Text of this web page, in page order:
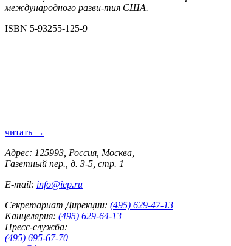
международного разви-тия США.
ISBN 5-93255-125-9
читать →
Адрес: 125993, Россия, Москва,
Газетный пер., д. 3-5, стр. 1
E-mail: info@iep.ru
Секретариат Дирекции: (495) 629-47-13
Канцелярия: (495) 629-64-13
Пресс-служба:
(495) 695-67-70